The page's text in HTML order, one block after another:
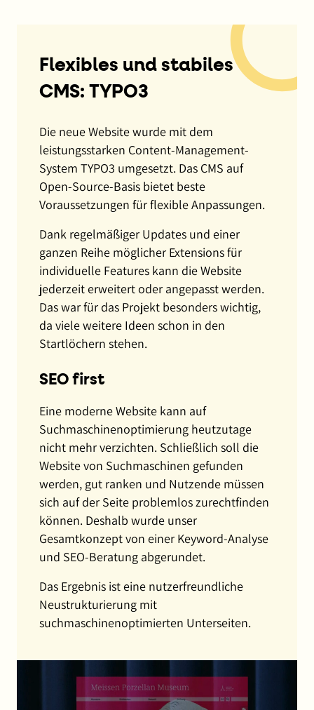
Flexibles und stabiles
CMS: TYPO3
Die neue Website wurde mit dem
leistungsstarken Content-Management-
System TYPO3 umgesetzt. Das CMS auf
Open-Source-Basis bietet beste
Voraussetzungen für flexible Anpassungen.
Dank regelmäßiger Updates und einer
ganzen Reihe möglicher Extensions für
individuelle Features kann die Website
jederzeit erweitert oder angepasst werden.
Das war für das Projekt besonders wichtig,
da viele weitere Ideen schon in den
Startlöchern stehen.
SEO first
Eine moderne Website kann auf
Suchmaschinenoptimierung heutzutage
nicht mehr verzichten. Schließlich soll die
Website von Suchmaschinen gefunden
werden, gut ranken und Nutzende müssen
sich auf der Seite problemlos zurechtfinden
können. Deshalb wurde unser
Gesamtkonzept von einer Keyword-Analyse
und SEO-Beratung abgerundet.
Das Ergebnis ist eine nutzerfreundliche
Neustrukturierung mit
suchmaschinenoptimierten Unterseiten.